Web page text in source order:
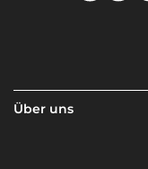
Über uns